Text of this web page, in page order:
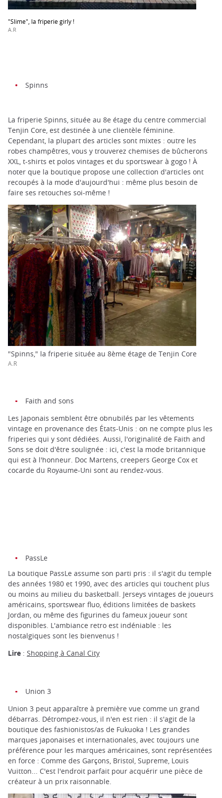
"Slime", la friperie girly !
A.R
Spinns
La friperie Spinns, située au 8e étage du centre commercial
Tenjin Core, est destinée à une clientèle féminine.
Cependant, la plupart des articles sont mixtes : outre les
robes champêtres, vous y trouverez chemises de bûcherons
XXL, t-shirts et polos vintages et du sportswear à gogo ! À
noter que la boutique propose une collection d'articles ont
recoupés à la mode d'aujourd'hui : même plus besoin de
faire ses retouches soi-même !
"Spinns," la friperie située au 8ème étage de Tenjin Core
A.R
Faith and sons
Les Japonais semblent être obnubilés par les vêtements
vintage en provenance des États-Unis : on ne compte plus les
friperies qui y sont dédiées. Aussi, l'originalité de Faith and
Sons se doit d'être soulignée : ici, c'est la mode britannique
qui est à l'honneur. Doc Martens, creepers George Cox et
cocarde du Royaume-Uni sont au rendez-vous.
PassLe
La boutique PassLe assume son parti pris : il s'agit du temple
des années 1980 et 1990, avec des articles qui touchent plus
ou moins au milieu du basketball. Jerseys vintages de joueurs
américains, sportswear fluo, éditions limitées de baskets
Jordan, ou même des figurines du fameux joueur sont
disponibles. L'ambiance retro est indéniable : les
nostalgiques sont les bienvenus !
Lire : Shopping à Canal City
Union 3
Union 3 peut apparaître à première vue comme un grand
débarras. Détrompez-vous, il n'en est rien : il s'agit de la
boutique des fashionistos/as de Fukuoka ! Les grandes
marques japonaises et internationales, avec toujours une
préférence pour les marques américaines, sont représentées
en force : Comme des Garçons, Bristol, Supreme, Louis
Vuitton... C'est l'endroit parfait pour acquérir une pièce de
créateur à un prix raisonnable.